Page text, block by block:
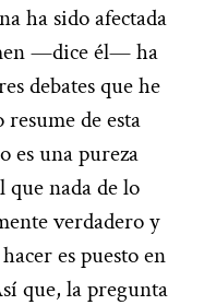
ha sido afectada
—dice él— ha
debates que he
de esta
es una pureza
nada de lo
verdadero y
es puesto en
que, la pregunta